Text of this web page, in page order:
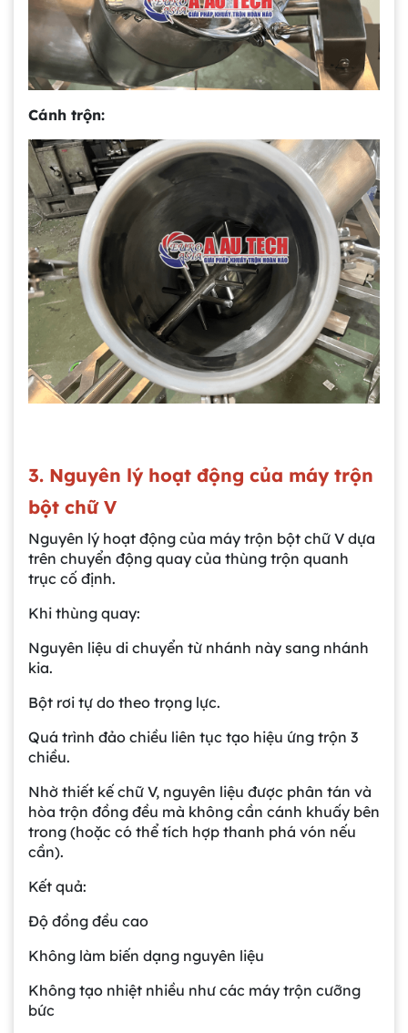
Cánh trộn:
3. Nguyên lý hoạt động của máy trộn
bột chữ V
Nguyên lý hoạt động của máy trộn bột chữ V dựa
trên chuyển động quay của thùng trộn quanh
trục cố định.
Khi thùng quay:
Nguyên liệu di chuyển từ nhánh này sang nhánh
kia.
Bột rơi tự do theo trọng lực.
Quá trình đảo chiều liên tục tạo hiệu ứng trộn 3
chiều.
Nhờ thiết kế chữ V, nguyên liệu được phân tán và
hòa trộn đồng đều mà không cần cánh khuấy bên
trong (hoặc có thể tích hợp thanh phá vón nếu
cần).
Kết quả:
Độ đồng đều cao
Không làm biến dạng nguyên liệu
Không tạo nhiệt nhiều như các máy trộn cưỡng
bức